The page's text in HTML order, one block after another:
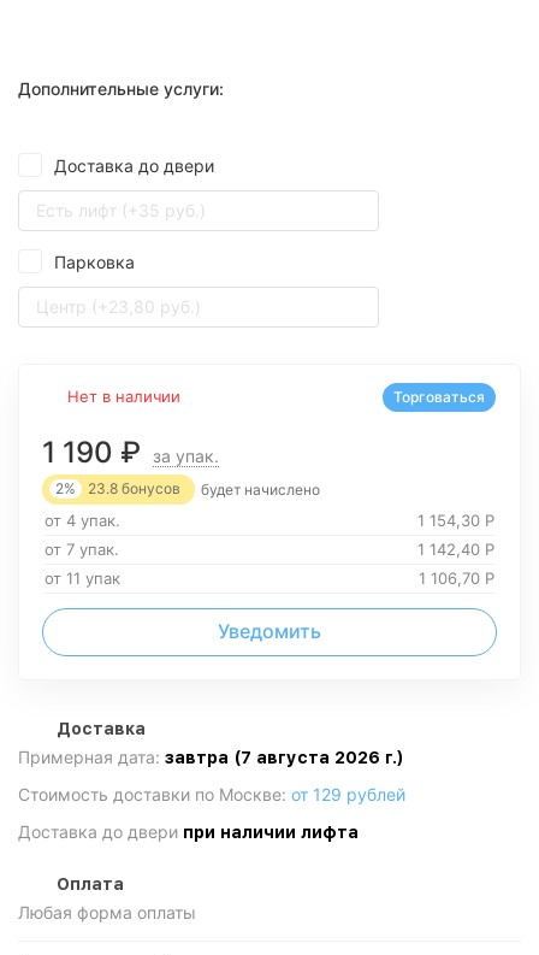
Дополнительные услуги:
Доставка до двери
Есть лифт (+35 руб.)
Парковка
Центр (+23,80 руб.)
Нет в наличии
1 190 ₽ за упак.
2% 23.8 бонусов будет начислено
от 4 упак. 1 154,30 Р
от 7 упак.
1 142,40 Р
от 11 упак
1 106,70 Р
Уведомить
Торговаться
Доставка
Примерная дата: завтра (7 августа 2026 г.)
Стоимость доставки по Москве: от 129 рублей
Доставка до двери при наличии лифта
Оплата
Любая форма оплаты